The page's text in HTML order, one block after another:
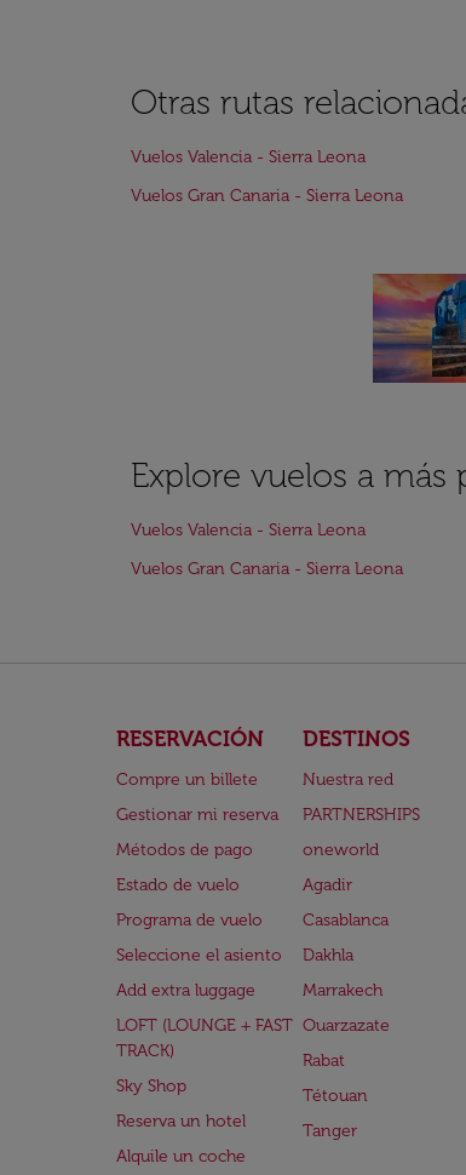
Otras rutas
Vuelos Valencia - Sierra Leona
Vuelos Gran Canaria - Sierra Leona
Explore vuelos a más
Vuelos Valencia - Sierra Leona
Vuelos Gran Canaria - Sierra Leona
RESERVACIÓN
Compre un billete
Gestionar mi reserva
Métodos de pago
Estado de vuelo
Programa de vuelo
Seleccione el asiento
Add extra luggage
LOFT (LOUNGE + FAST
TRACK)
Sky Shop
Reserva un hotel
Alquile un coche
DESTINOS
Nuestra red
PARTNERSHIPS
oneworld
Agadir
Casablanca
Dakhla
Marrakech
Ouarzazate
Rabat
Tétouan
Tanger